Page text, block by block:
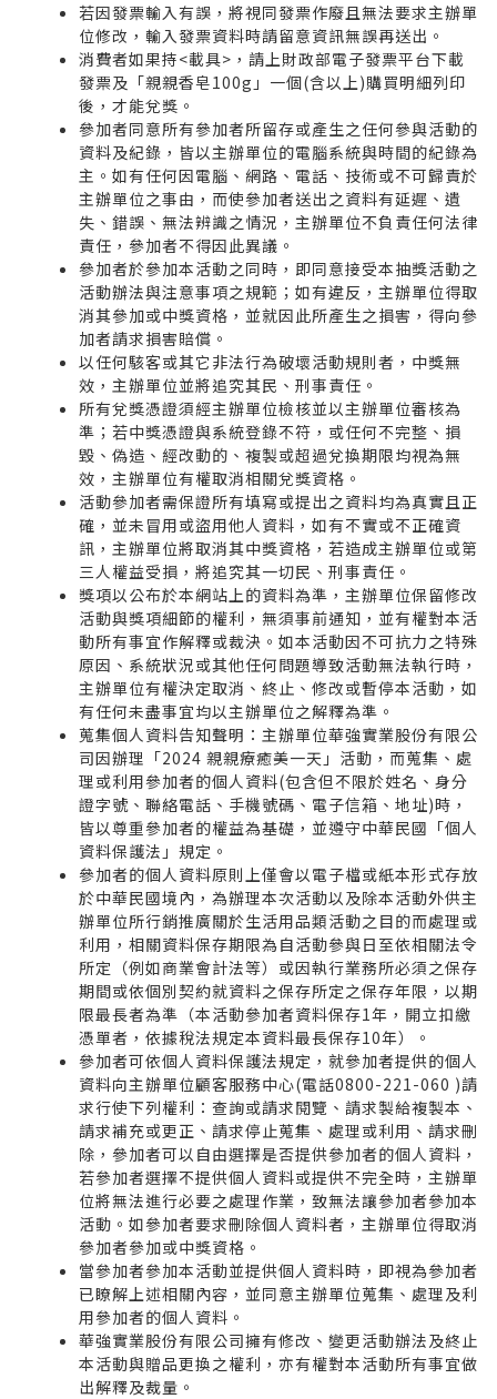
若因發票輸入有誤，將視同發票作廢且無法要求主辦單
位修改，輸入發票資料時請留意資訊無誤再送出。
消費者如果持<載具>，請上財政部電子發票平台下載
發票及「親親香皂100g」一個(含以上)購買明細列印
後，才能兌獎。
參加者同意所有參加者所留存或產生之任何參與活動的
資料及紀錄，皆以主辦單位的電腦系統與時間的紀錄為
主。如有任何因電腦、網路、電話、技術或不可歸責於
主辦單位之事由，而使參加者送出之資料有延遲、遺
失、錯誤、無法辨識之情況，主辦單位不負責任何法律
責任，參加者不得因此異議。
參加者於參加本活動之同時，即同意接受本抽獎活動之
活動辦法與注意事項之規範；如有違反，主辦單位得取
消其參加或中獎資格，並就因此所產生之損害，得向參
加者請求損害賠償。
以任何駭客或其它非法行為破壞活動規則者，中獎無
效，主辦單位並將追究其民、刑事責任。
所有兌獎憑證須經主辦單位檢核並以主辦單位審核為
準；若中獎憑證與系統登錄不符，或任何不完整、損
毀、偽造、經改動的、複製或超過兌換期限均視為無
效，主辦單位有權取消相關兌獎資格。
活動參加者需保證所有填寫或提出之資料均為真實且正
確，並未冒用或盜用他人資料，如有不實或不正確資
訊，主辦單位將取消其中獎資格，若造成主辦單位或第
三人權益受損，將追究其一切民、刑事責任。
獎項以公布於本網站上的資料為準，主辦單位保留修改
活動與獎項細節的權利，無須事前通知，並有權對本活
動所有事宜作解釋或裁決。如本活動因不可抗力之特殊
原因、系統狀況或其他任何問題導致活動無法執行時，
主辦單位有權決定取消、終止、修改或暫停本活動，如
有任何未盡事宜均以主辦單位之解釋為準。
蒐集個人資料告知聲明：主辦單位華強實業股份有限公
司因辦理「2024 親親療癒美一天」活動，而蒐集、處
理或利用參加者的個人資料(包含但不限於姓名、身分
證字號、聯絡電話、手機號碼、電子信箱、地址)時，
皆以尊重參加者的權益為基礎，並遵守中華民國「個人
資料保護法」規定。
參加者的個人資料原則上僅會以電子檔或紙本形式存放
於中華民國境內，為辦理本次活動以及除本活動外供主
辦單位所行銷推廣關於生活用品類活動之目的而處理或
利用，相關資料保存期限為自活動參與日至依相關法令
所定（例如商業會計法等）或因執行業務所必須之保存
期間或依個別契約就資料之保存所定之保存年限，以期
限最長者為準（本活動參加者資料保存1年，開立扣繳
憑單者，依據稅法規定本資料最長保存10年）。
參加者可依個人資料保護法規定，就參加者提供的個人
資料向主辦單位顧客服務中心(電話0800-221-060 )請
求行使下列權利：查詢或請求閱覽、請求製給複製本、
請求補充或更正、請求停止蒐集、處理或利用、請求刪
除，參加者可以自由選擇是否提供參加者的個人資料，
若參加者選擇不提供個人資料或提供不完全時，主辦單
位將無法進行必要之處理作業，致無法讓參加者參加本
活動。如參加者要求刪除個人資料者，主辦單位得取消
參加者參加或中獎資格。
當參加者參加本活動並提供個人資料時，即視為參加者
已瞭解上述相關內容，並同意主辦單位蒐集、處理及利
用參加者的個人資料。
華強實業股份有限公司擁有修改、變更活動辦法及終止
本活動與贈品更換之權利，亦有權對本活動所有事宜做
出解釋及裁量。